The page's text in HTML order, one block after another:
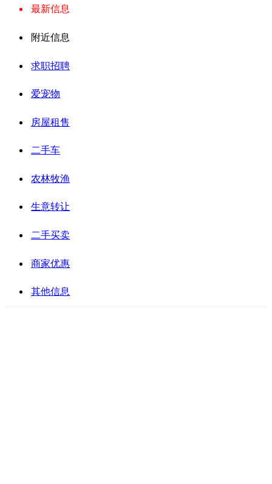
最新信息
附近信息
求职招聘
爱宠物
房屋租售
二手车
农林牧渔
生意转让
二手买卖
商家优惠
其他信息